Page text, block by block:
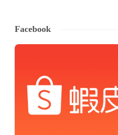
Facebook